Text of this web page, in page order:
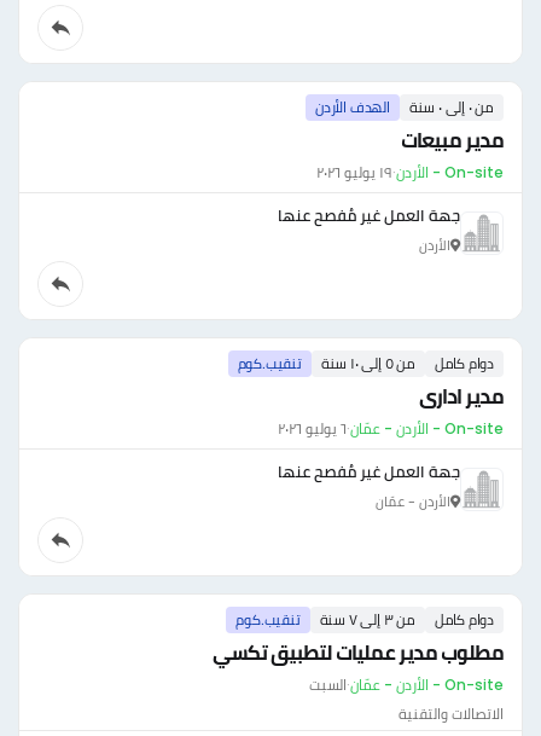
من ٠ إلى ٠ سنة الهدف الأردن
مدير مبيعات
On-site - الأردن ·١٩ يوليو ٢٠٢٦
جهة العمل غير مُفصح عنها
الأردن
دوام كامل من ٥ إلى ١٠ سنة تنقيب.كوم
مدير ادارى
On-site - الأردن - عمّان ·٦ يوليو ٢٠٢٦
جهة العمل غير مُفصح عنها
الأردن - عمّان
دوام كامل من ٣ إلى ٧ سنة تنقيب.كوم
مطلوب مدير عمليات لتطبيق تكسي
On-site - الأردن - عمّان ·السبت
الاتصالات والتقنية